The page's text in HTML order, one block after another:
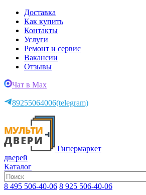
Доставка
Как купить
Контакты
Услуги
Ремонт и сервис
Вакансии
Отзывы
Чат в Max
89255064006(telegram)
Гипермаркет
дверей
Каталог
8 495 506-40-06 8 925 506-40-06